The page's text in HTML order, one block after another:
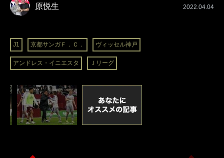
原悦生 2022.04.04
J1 京都サンガＦ．Ｃ． ヴィッセル神戸
アンドレス・イニエスタ Ｊリーグ